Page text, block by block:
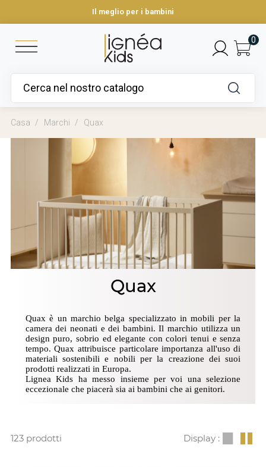
Il meglio per i bambini
0
Casa Marchi Quax
Quax
Quax è un marchio belga specializzato in mobili per la
camera dei neonati e dei bambini. Il marchio utilizza un
design puro, sobrio ed elegante con colori tenui e senza
tempo. Quax attribuisce particolare importanza all'uso di
materiali sostenibili e nobili per la creazione dei suoi
prodotti realizzati in Europa.
Lignea Kids ha messo insieme per voi una selezione
eccezionale che piacerà sia ai bambini che ai genitori.
123 prodotti Display :